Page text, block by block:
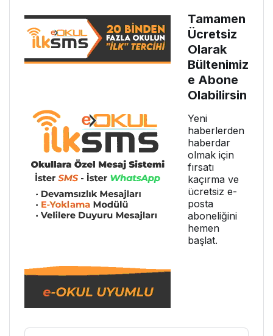
Tamamen
Ücretsiz
Olarak
Bültenimiz
e Abone
Olabilirsin
Yeni
haberlerden
haberdar
olmak için
fırsatı
kaçırma ve
ücretsiz e-
posta
aboneliğini
hemen
başlat.